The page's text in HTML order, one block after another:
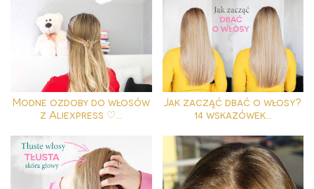
Modne ozdoby do włosów
z Aliexpress ♡...
Jak zacząć dbać o włosy?
14 wskazówek...